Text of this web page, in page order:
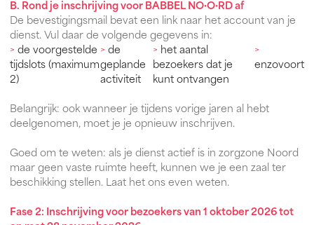
B. Rond je inschrijving voor BABBEL NO·O·RD af
De bevestigingsmail bevat een link naar het account van je
dienst. Vul daar de volgende gegevens in:
> de voorgestelde
tijdslots (maximum
2)
> de
geplande
activiteit
> het aantal
bezoekers dat je
kunt ontvangen
>
enzovoort
Belangrijk: ook wanneer je tijdens vorige jaren al hebt
deelgenomen, moet je je opnieuw inschrijven.
Goed om te weten: als je dienst actief is in zorgzone Noord
maar geen vaste ruimte heeft, kunnen we je een zaal ter
beschikking stellen. Laat het ons even weten.
Fase 2: Inschrijving voor bezoekers van 1 oktober 2026 tot